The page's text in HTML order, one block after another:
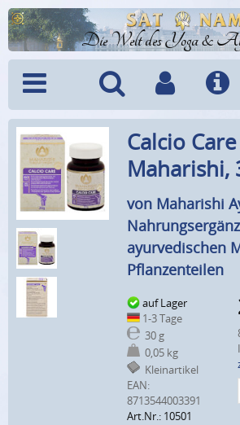
Die Welt des Yoga &
Menü Suche Info
Calcio
Maharishi,
von Maharishi
ayurvedischen
Pflanzenteilen
auf Lager
1-3 Tage
30 g
0,05 kg
Kleinartikel
EAN:
8713544003391
Art.Nr.: 10501